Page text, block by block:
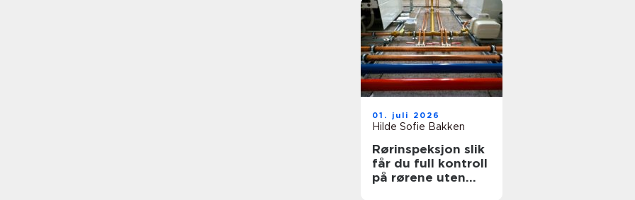
01. juli 2026
Hilde Sofie Bakken
Rørinspeksjon slik
får du full kontroll
på rørene uten